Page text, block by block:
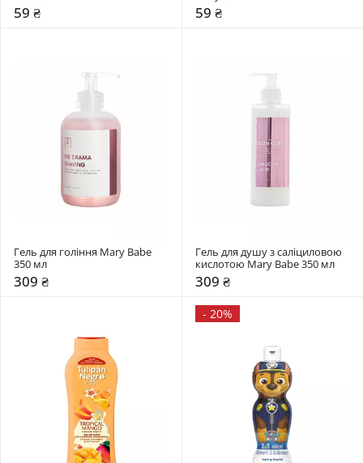
59 ₴ 59 ₴
Гель для гоління Mary Babe
350 мл
309 ₴
Гель для душу з саліциловою
кислотою Mary Babe 350 мл
309 ₴
- 20%